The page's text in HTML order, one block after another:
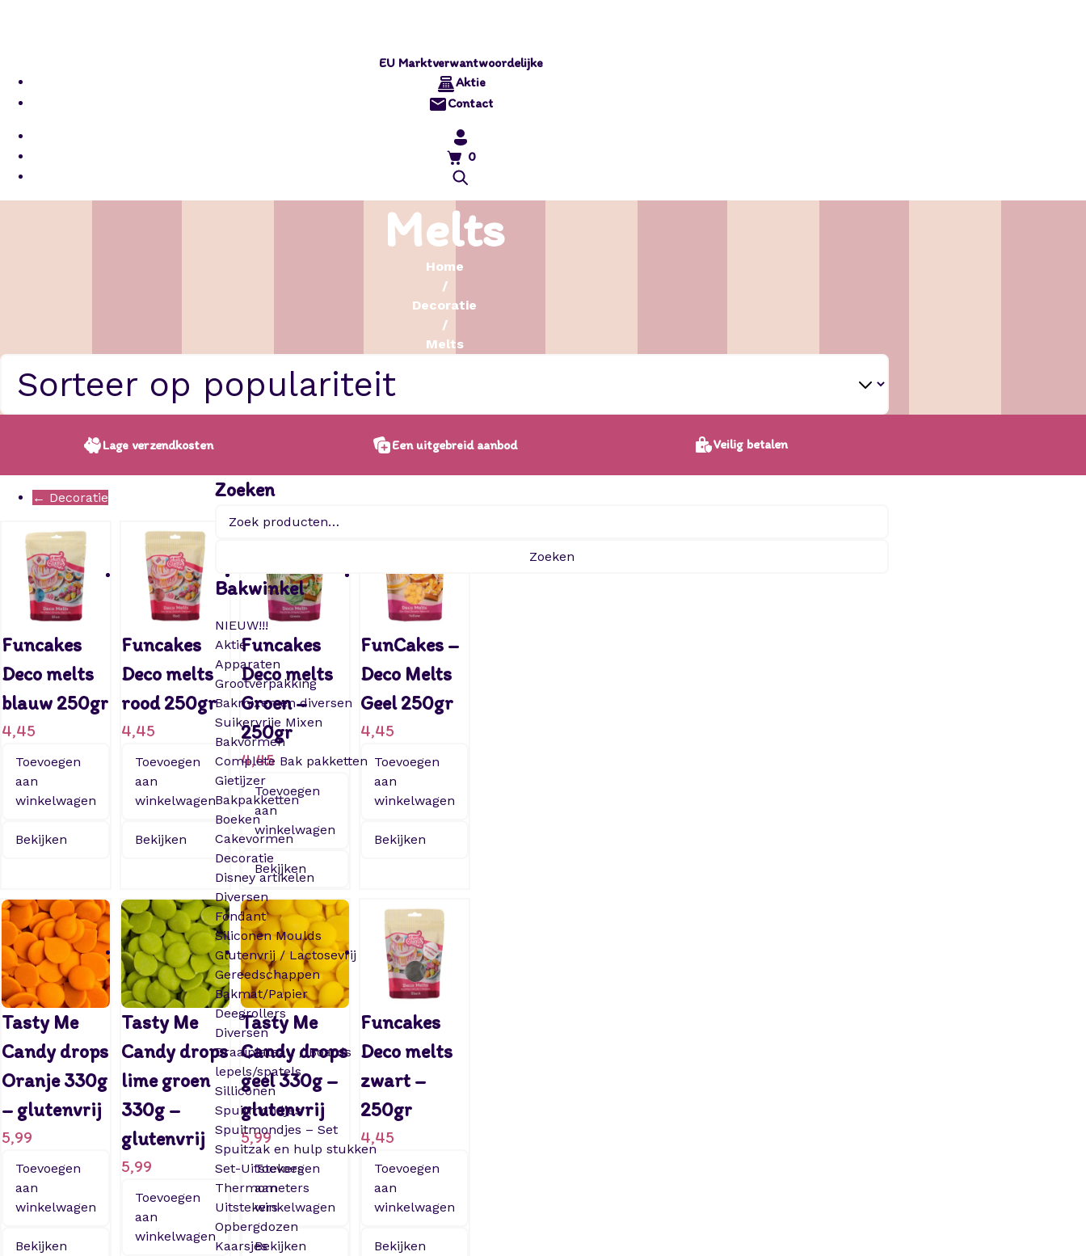
EU Marktverwantwoordelijke
Aktie
Contact
0
Melts
Home
/
Decoratie
/
Melts
Lage verzendkosten Een uitgebreid aanbod Veilig betalen
← Decoratie
Funcakes
Deco melts
blauw 250gr
4,45
Toevoegen
aan
winkelwagen
Bekijken
Funcakes
Deco melts
rood 250gr
4,45
Toevoegen
aan
winkelwagen
Bekijken
Funcakes
Deco melts
Groen –
250gr
4,45
Toevoegen
aan
winkelwagen
Bekijken
FunCakes –
Deco Melts
Geel 250gr
4,45
Toevoegen
aan
winkelwagen
Bekijken
Tasty Me
Candy drops
Oranje 330g
– glutenvrij
5,99
Toevoegen
aan
winkelwagen
Bekijken
Tasty Me
Candy drops
lime groen
330g –
glutenvrij
5,99
Toevoegen
aan
winkelwagen
Tasty Me
Candy drops
geel 330g –
glutenvrij
5,99
Toevoegen
aan
winkelwagen
Bekijken
Funcakes
Deco melts
zwart –
250gr
4,45
Toevoegen
aan
winkelwagen
Bekijken
Zoeken
Zoeken
Bakwinkel
NIEUW!!!
Aktie
Apparaten
Grootverpakking
Bakmixen en diversen
Suikervrije Mixen
Bakvormen
Complete Bak pakketten
Gietijzer
Bakpakketten
Boeken
Cakevormen
Decoratie
Disney artikelen
Diversen
Fondant
Siliconen Moulds
Glutenvrij / Lactosevrij
Gereedschappen
Bakmat/Papier
Deegrollers
Diversen
Draaiplateau / Boards
lepels/spatels
Silliconen
Spuitmondjes
Spuitmondjes – Set
Spuitzak en hulp stukken
Set-Uitstekers
Thermometers
Uitstekers
Opbergdozen
Kaarsjes